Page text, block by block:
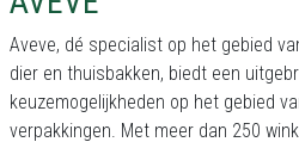
Aveve, dé specialist op het gebied
dier en thuisbakken, biedt een
keuzemogelijkheden op het gebied
verpakkingen. Met meer dan 250